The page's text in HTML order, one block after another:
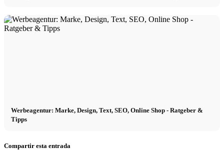
Werbeagentur: Marke, Design, Text, SEO, Online Shop - Ratgeber &
Tipps
Compartir esta entrada